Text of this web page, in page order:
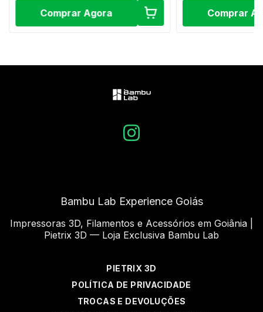
Comprar Agora Comprar
Bambu Lab Experience Goiás
Impressoras 3D, Filamentos e Acessórios em Goiânia |
Pietrix 3D — Loja Exclusiva Bambu Lab
PIETRIX 3D
POLÍTICA DE PRIVACIDADE
TROCAS E DEVOLUÇÕES